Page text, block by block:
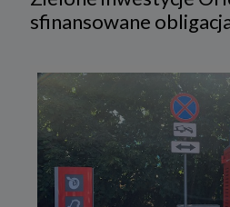
sfinansowane